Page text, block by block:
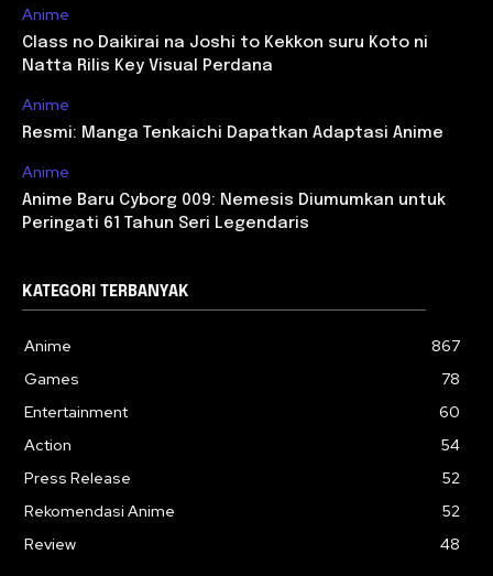
Anime
Class no Daikirai na Joshi to Kekkon suru Koto ni
Natta Rilis Key Visual Perdana
Anime
Resmi: Manga Tenkaichi Dapatkan Adaptasi Anime
Anime
Anime Baru Cyborg 009: Nemesis Diumumkan untuk
Peringati 61 Tahun Seri Legendaris
KATEGORI TERBANYAK
Anime
867
Games
78
Entertainment
60
Action
54
Press Release
52
Rekomendasi Anime
52
Review
48